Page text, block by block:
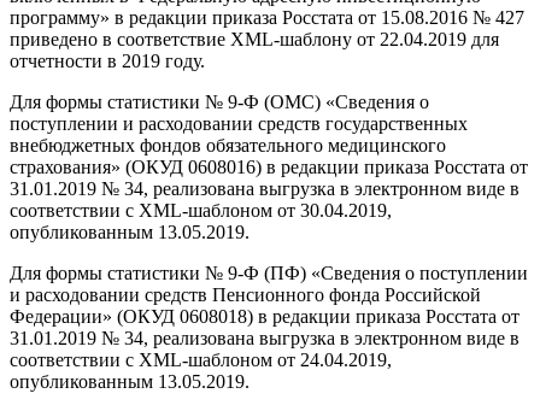
программу» в редакции приказа Росстата от 15.08.2016 № 427
приведено в соответствие XML-шаблону от 22.04.2019 для
отчетности в 2019 году.
Для формы статистики № 9-Ф (ОМС) «Сведения о
поступлении и расходовании средств государственных
внебюджетных фондов обязательного медицинского
страхования» (ОКУД 0608016) в редакции приказа Росстата от
31.01.2019 № 34, реализована выгрузка в электронном виде в
соответствии с XML-шаблоном от 30.04.2019,
опубликованным 13.05.2019.
Для формы статистики № 9-Ф (ПФ) «Сведения о поступлении
и расходовании средств Пенсионного фонда Российской
Федерации» (ОКУД 0608018) в редакции приказа Росстата от
31.01.2019 № 34, реализована выгрузка в электронном виде в
соответствии с XML-шаблоном от 24.04.2019,
опубликованным 13.05.2019.